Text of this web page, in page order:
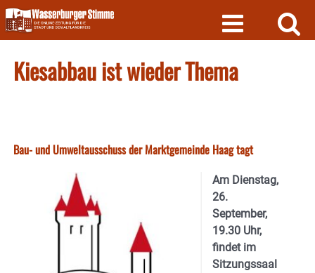
Skip
to
content
Kiesabbau ist wieder Thema
Bau- und Umweltausschuss der Marktgemeinde Haag tagt
Am Dienstag,
26.
September,
19.30 Uhr,
findet im
Sitzungssaal